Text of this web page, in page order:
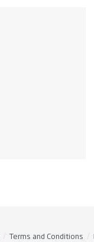
Terms and Conditions